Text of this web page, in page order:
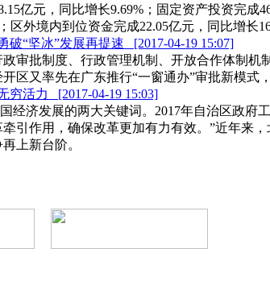
亿元，同比增长9.69%；固定资产投资完
区外境内到位资金完成22.05亿元，同比增长
破“坚冰”发展再提速 [2017-04-19 15:07]
审批制度、行政管理机制、开放合作体制
区又率先在广东推行“一窗通办”审批新模式
穷活力 [2017-04-19 15:03]
经济发展的两大关键词。2017年自治区政
引作用，确保改革更加有力有效。”近年来
上新台阶。